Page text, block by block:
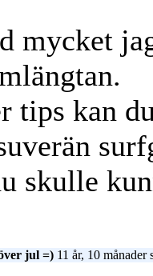
mycket
tips kan
skulle
jul =) 11 år, 10 månader